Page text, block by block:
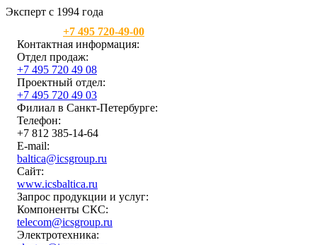
Эксперт с 1994 года
+7 495 720-49-00
Контактная информация:
Отдел продаж:
+7 495 720 49 08
Проектный отдел:
+7 495 720 49 03
Филиал в Санкт-Петербурге:
Телефон:
+7 812 385-14-64
E-mail:
baltica@icsgroup.ru
Сайт:
www.icsbaltica.ru
Запрос продукции и услуг:
Компоненты СКС:
telecom@icsgroup.ru
Электротехника: